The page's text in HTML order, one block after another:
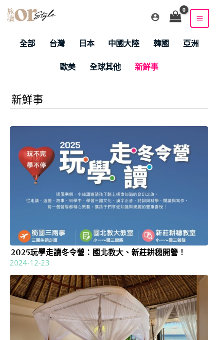
posts
全部 台灣 日本 中國大陸 韓國 亞洲
歐美 全球其他 新鮮事
新鮮事
2025玩學走讀冬令營：國北教大、新莊耕穗開營！
2024-12-23